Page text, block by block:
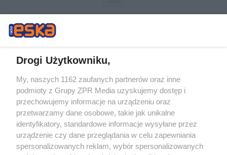
Żaden utwór zamieszczony w serwisie nie może być powielany i
rozpowszechniany lub dalej rozpowszechniany w jakikolwiek sposób (w
tym także elektroniczny lub mechaniczny) na jakimkolwiek polu
eksploatacji w jakiejkolwiek formie, włącznie z umieszczaniem w
Internecie bez pisemnej zgody właściciela praw. Jakiekolwiek użycie lub
wykorzystanie utworów w całości lub w części z naruszeniem prawa,
tzn. bez właściwej zgody, jest zabronione pod groźbą kary i może być
ścigane prawnie.
Drogi Użytkowniku,
My, naszych 1162 zaufanych partnerów oraz inne
podmioty z Grupy ZPR Media uzyskujemy dostęp i
przechowujemy informacje na urządzeniu oraz
przetwarzamy dane osobowe, takie jak unikalne
identyfikatory, standardowe informacje wysyłane przez
urządzenie czy dane przeglądania w celu zapewniania
spersonalizowanych reklam, wybór spersonalizowanych